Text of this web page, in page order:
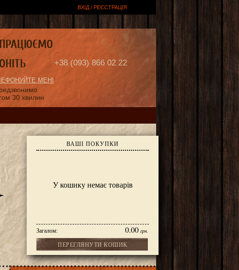
ВХІД / РЕЄСТРАЦІЯ
ВАШІ ПОКУПКИ
У кошику немає товарів
Загалом: 0.00 грн.
ПЕРЕГЛЯНУТИ КОШИК
+38 (093) 866 02 22
МЕНІ
30 хвилин